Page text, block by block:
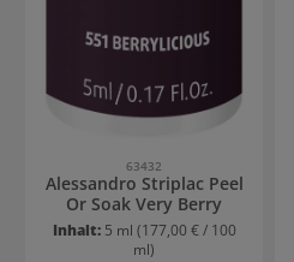
63432
Alessandro Striplac Peel
Or Soak Very Berry
Inhalt: 5 ml (177,00 € / 100
ml)